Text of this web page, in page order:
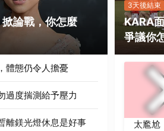
論戰，你怎麼
體態仍令人擔憂
過度揣測給予壓力
離鎂光燈休息是好事
3天後結束
KARA
爭議你
太尷尬